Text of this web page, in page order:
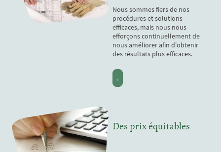
Nous sommes fiers de nos
procédures et solutions
efficaces, mais nous nous
efforçons continuellement de
nous améliorer afin d'obtenir
des résultats plus efficaces.
.
Des prix équitables